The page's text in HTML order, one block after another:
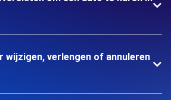
wijzigen, verlengen of annuleren